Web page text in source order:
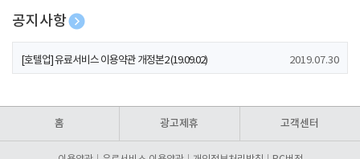
공지사항
[호텔업] 개인정보 처리방침 개정본1 (19.09.02)
[호텔업] 유료서비스 이용약관 개정본2 (19.09.02) 2019.07.30
홈 광고제휴 고객센터